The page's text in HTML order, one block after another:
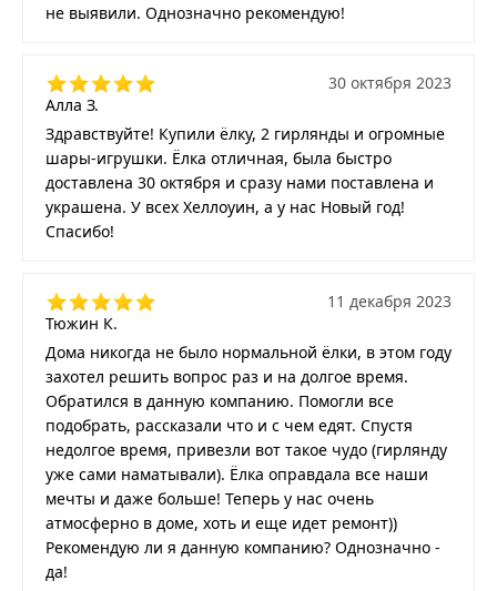
не выявили. Однозначно рекомендую!
Алла З.
30 октября 2023
Здравствуйте! Купили ёлку, 2 гирлянды и огромные
шары-игрушки. Ёлка отличная, была быстро
доставлена 30 октября и сразу нами поставлена и
украшена. У всех Хеллоуин, а у нас Новый год!
Спасибо!
Тюжин К.
11 декабря 2023
Дома никогда не было нормальной ёлки, в этом году
захотел решить вопрос раз и на долгое время.
Обратился в данную компанию. Помогли все
подобрать, рассказали что и с чем едят. Спустя
недолгое время, привезли вот такое чудо (гирлянду
уже сами наматывали). Ёлка оправдала все наши
мечты и даже больше! Теперь у нас очень
атмосферно в доме, хоть и еще идет ремонт))
Рекомендую ли я данную компанию? Однозначно -
да!